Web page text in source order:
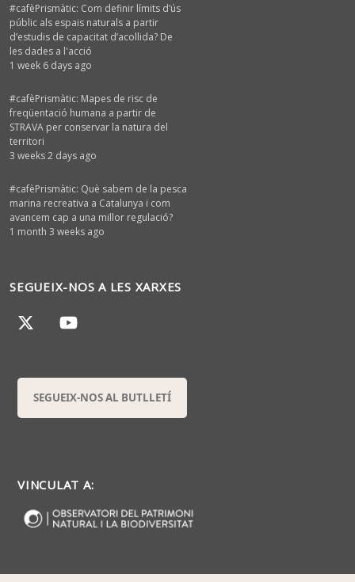
#cafèPrismàtic: Com definir límits d’ús
públic als espais naturals a partir
d’estudis de capacitat d’acollida? De
les dades a l'acció
1 week 6 days ago
#cafèPrismàtic: Mapes de risc de
freqüentació humana a partir de
STRAVA per conservar la natura del
territori
3 weeks 2 days ago
#cafèPrismàtic: Què sabem de la pesca
marina recreativa a Catalunya i com
avancem cap a una millor regulació?
1 month 3 weeks ago
SEGUEIX-NOS A LES XARXES
SEGUEIX-NOS AL BUTLLETÍ
VINCULAT A: